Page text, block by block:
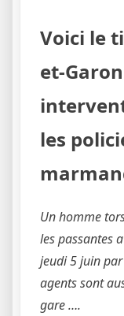
Voici le
et-
les
Un homme
les passantes
jeudi 5 juin
agents sont
gare ….